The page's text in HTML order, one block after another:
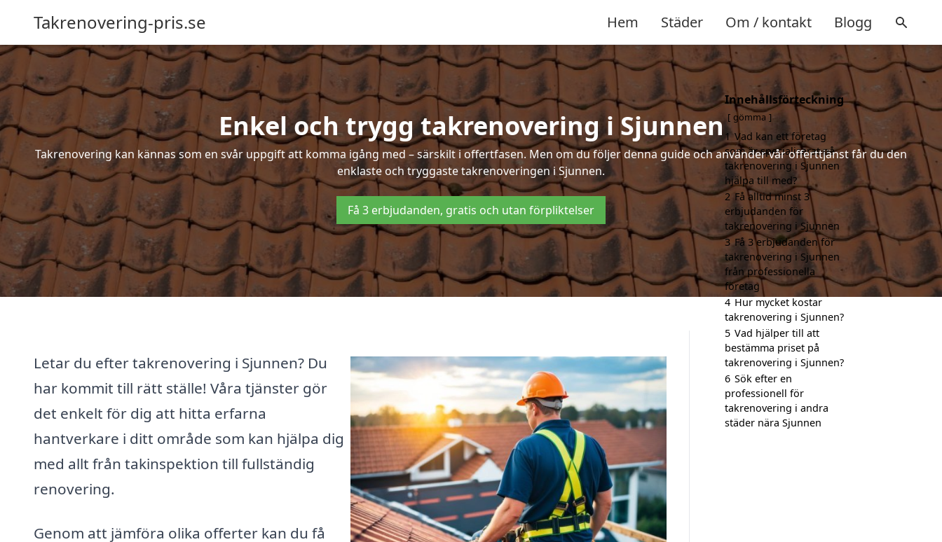
Takrenovering-pris.se Hem Städer Om / kontakt Blogg
Enkel och trygg takrenovering i Sjunnen
Takrenovering kan kännas som en svår uppgift att komma igång med – särskilt i offertfasen. Men om du följer denna guide och använder vår offerttjänst får du den
enklaste och tryggaste takrenoveringen i Sjunnen.
Få 3 erbjudanden, gratis och utan förpliktelser
Letar du efter takrenovering i Sjunnen? Du
har kommit till rätt ställe! Våra tjänster gör
det enkelt för dig att hitta erfarna
hantverkare i ditt område som kan hjälpa dig
med allt från takinspektion till fullständig
renovering.
Genom att jämföra olika offerter kan du få
Innehållsförteckning
gömma
1 Vad kan ett företag
som är specialiserat på
takrenovering i Sjunnen
hjälpa till med?
2 Få alltid minst 3
erbjudanden för
takrenovering i Sjunnen
3 Få 3 erbjudanden för
takrenovering i Sjunnen
från professionella
företag
4 Hur mycket kostar
takrenovering i Sjunnen?
5 Vad hjälper till att
bestämma priset på
takrenovering i Sjunnen?
6 Sök efter en
professionell för
takrenovering i andra
städer nära Sjunnen